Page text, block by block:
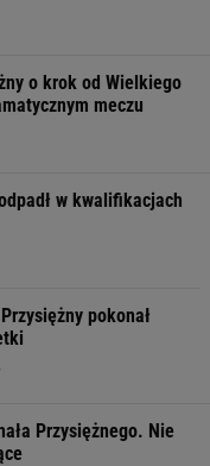
o krok od Wielkiego
meczu
w kwalifikacjach
pokonał
Przysiężnego. Nie